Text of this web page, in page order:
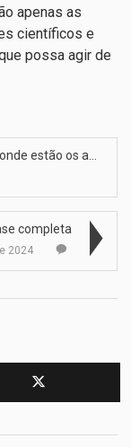
apenas as
científicos e
possa agir de
estão os a…
completa
2024